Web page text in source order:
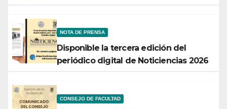
NOTA DE PRENSA
Disponible la tercera edición del
periódico digital de Noticiencias 2026
CONSEJO DE FACULTAD